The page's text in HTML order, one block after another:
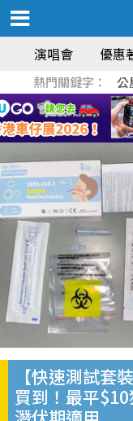
演唱會 優惠
熱門關鍵字： 公
【快速測試套
買到！最平